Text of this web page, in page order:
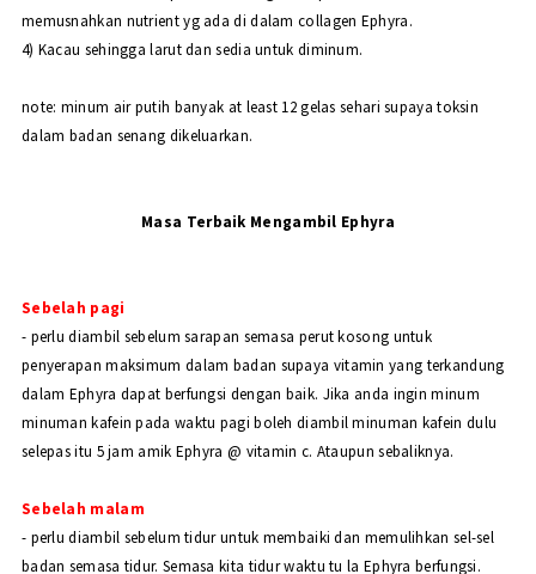
memusnahkan nutrient yg ada di dalam collagen Ephyra.
4) Kacau sehingga larut dan sedia untuk diminum.
note: minum air putih banyak at least 12 gelas sehari supaya toksin
dalam badan senang dikeluarkan.
Masa Terbaik Mengambil Ephyra
Sebelah pagi
- perlu diambil sebelum sarapan semasa perut kosong untuk
penyerapan maksimum dalam badan supaya vitamin yang terkandung
dalam Ephyra dapat berfungsi dengan baik. Jika anda ingin minum
minuman kafein pada waktu pagi boleh diambil minuman kafein dulu
selepas itu 5 jam amik Ephyra @ vitamin c. Ataupun sebaliknya.
Sebelah malam
- perlu diambil sebelum tidur untuk membaiki dan memulihkan sel-sel
badan semasa tidur. Semasa kita tidur waktu tu la Ephyra berfungsi.